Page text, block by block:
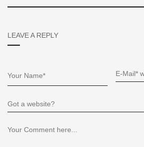
LEAVE A REPLY